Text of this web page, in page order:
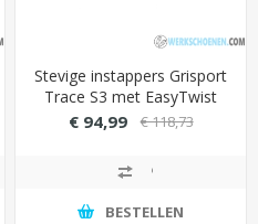
Stevige instappers Grisport
Trace S3 met EasyTwist
technologie (maximale
€ 94,99 € 118,73
BESTELLEN